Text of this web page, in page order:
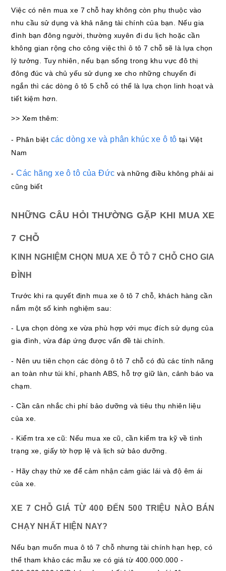
Việc có nên mua xe 7 chỗ hay không còn phụ thuộc vào
nhu cầu sử dụng và khả năng tài chính của bạn. Nếu gia
đình bạn đông người, thường xuyên đi du lịch hoặc cần
không gian rộng cho công việc thì ô tô 7 chỗ sẽ là lựa chọn
lý tưởng. Tuy nhiên, nếu bạn sống trong khu vực đô thị
đông đúc và chủ yếu sử dụng xe cho những chuyến đi
ngắn thì các dòng ô tô 5 chỗ có thể là lựa chọn linh hoạt và
tiết kiệm hơn.
>> Xem thêm:
- Phân biệt các dòng xe và phân khúc xe ô tô tại Việt
Nam
-Các hãng xe ô tô của Đức và những điều không phải ai
cũng biết
NHỮNG CÂU HỎI THƯỜNG GẶP KHI MUA XE
7 CHỖ
KINH NGHIỆM CHỌN MUA XE Ô TÔ 7 CHỖ CHO GIA
ĐÌNH
Trước khi ra quyết định mua xe ô tô 7 chỗ, khách hàng cần
nắm một số kinh nghiệm sau:
- Lựa chọn dòng xe vừa phù hợp với mục đích sử dụng của
gia đình, vừa đáp ứng được vấn đề tài chính.
- Nên ưu tiên chọn các dòng ô tô 7 chỗ có đủ các tính năng
an toàn như túi khí, phanh ABS, hỗ trợ giữ làn, cảnh báo va
chạm.
- Cần cân nhắc chi phí bảo dưỡng và tiêu thụ nhiên liệu
của xe.
- Kiểm tra xe cũ: Nếu mua xe cũ, cần kiểm tra kỹ về tình
trạng xe, giấy tờ hợp lệ và lịch sử bảo dưỡng.
- Hãy chạy thử xe để cảm nhận cảm giác lái và độ êm ái
của xe.
XE 7 CHỖ GIÁ TỪ 400 ĐẾN 500 TRIỆU NÀO BÁN
CHẠY NHẤT HIỆN NAY?
Nếu bạn muốn mua ô tô 7 chỗ nhưng tài chính hạn hẹp, có
thể tham khảo các mẫu xe có giá từ 400.000.000 -